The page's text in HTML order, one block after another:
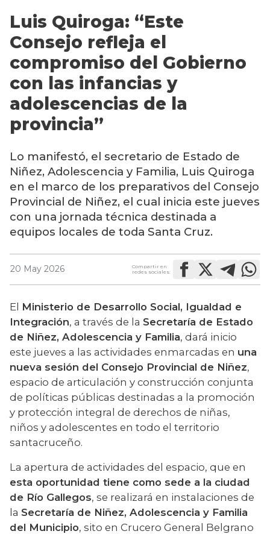
Luis Quiroga: “Este
Consejo refleja el
compromiso del Gobierno
con las infancias y
adolescencias de la
provincia”
Lo manifestó, el secretario de Estado de
Niñez, Adolescencia y Familia, Luis Quiroga
en el marco de los preparativos del Consejo
Provincial de Niñez, el cual inicia este jueves
con una jornada técnica destinada a
equipos locales de toda Santa Cruz.
20 May 2026
Compartir en
redes sociales:
El Ministerio de Desarrollo Social, Igualdad e
Integración, a través de la Secretaría de Estado
de Niñez, Adolescencia y Familia, dará inicio
este jueves a las actividades enmarcadas en una
nueva sesión del Consejo Provincial de Niñez,
espacio de articulación y construcción conjunta
de políticas públicas destinadas a la promoción
y protección integral de derechos de niñas,
niños y adolescentes en todo el territorio
santacruceño.
esta oportunidad tiene como sede a la ciudad
de Río Gallegos, se realizará en instalaciones de
la Secretaría de Niñez, Adolescencia y Familia
del Municipio, sito en Crucero General Belgrano